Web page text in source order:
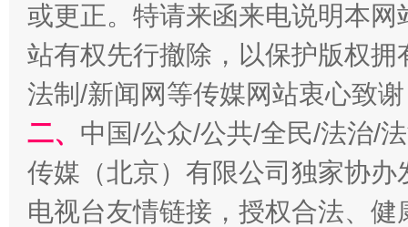
全民健身五年计划来了！等你上场
或更正。特请来函来电说明本
站有权先行撤除，以保护版权
法制/新闻网等传媒网站衷心致
二、 中国/公众/公共/全民/法治/
传媒（北京）有限公司独家协
电视台友情链接，授权合法、